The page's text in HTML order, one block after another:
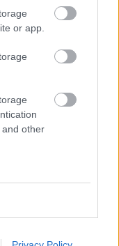
or app.
other
πατατάκια